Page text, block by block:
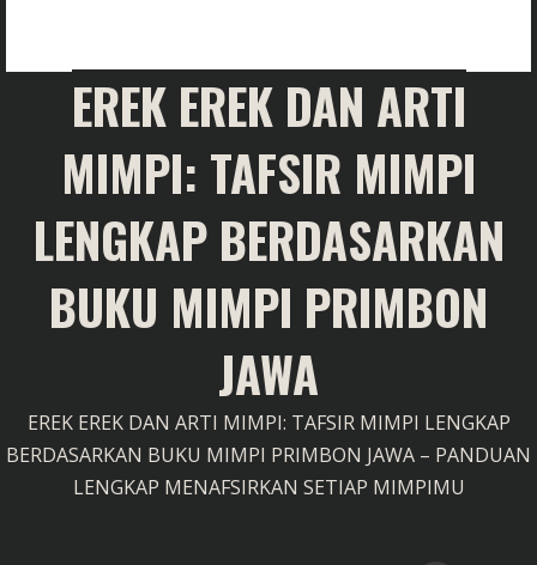
EREK EREK DAN ARTI
MIMPI: TAFSIR MIMPI
LENGKAP BERDASARKAN
BUKU MIMPI PRIMBON
JAWA
EREK EREK DAN ARTI MIMPI: TAFSIR MIMPI LENGKAP
BERDASARKAN BUKU MIMPI PRIMBON JAWA – PANDUAN
LENGKAP MENAFSIRKAN SETIAP MIMPIMU